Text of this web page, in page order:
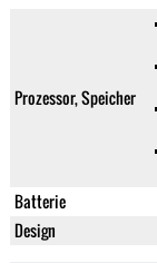
Prozessor, Speicher
Batterie
Design